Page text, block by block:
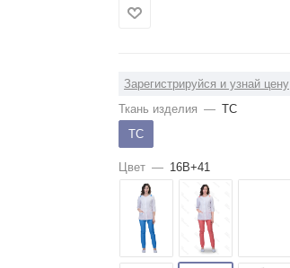
Зарегистрируйся и узнай цену
Ткань изделия — ТС
ТС
Цвет — 16B+41